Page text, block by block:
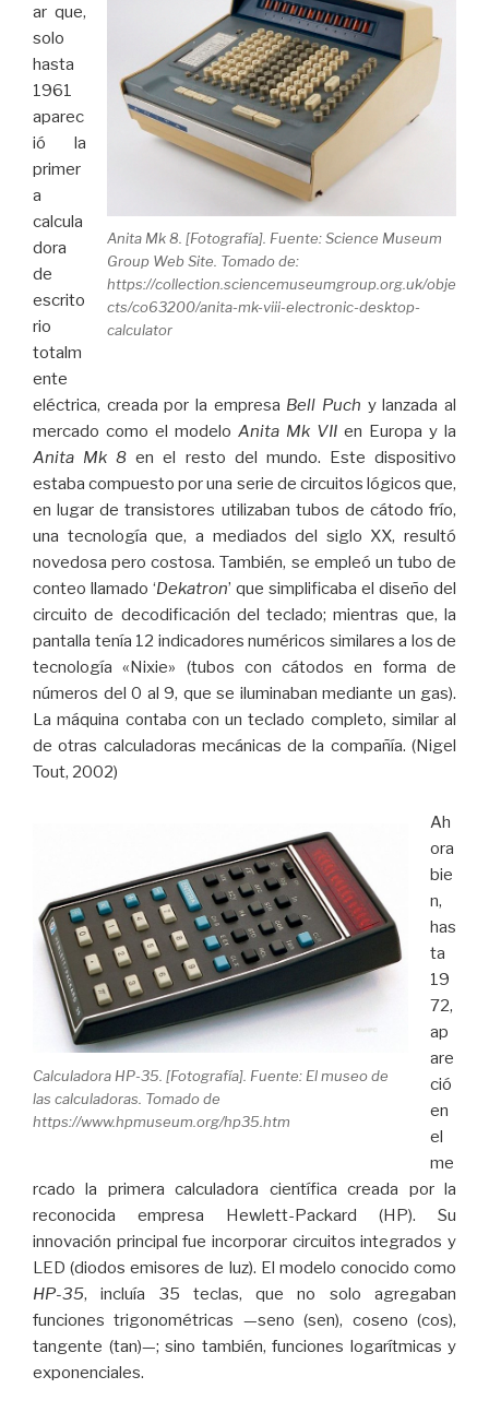
Anita Mk 8. [Fotografía]. Fuente: Science Museum
Group Web Site. Tomado de:
https://collection.sciencemuseumgroup.org.uk/obje
cts/co63200/anita-mk-viii-electronic-desktop-
calculator
ar que,
solo
hasta
1961
aparec
ió la
primer
a
calcula
dora
de
escrito
rio
totalm
ente
eléctrica, creada por la empresa Bell Puch y lanzada al
mercado como el modelo Anita Mk VII en Europa y la
Anita Mk 8 en el resto del mundo. Este dispositivo
estaba compuesto por una serie de circuitos lógicos que,
en lugar de transistores utilizaban tubos de cátodo frío,
una tecnología que, a mediados del siglo XX, resultó
novedosa pero costosa. También, se empleó un tubo de
conteo llamado ‘Dekatron’ que simplificaba el diseño del
circuito de decodificación del teclado; mientras que, la
pantalla tenía 12 indicadores numéricos similares a los de
tecnología «Nixie» (tubos con cátodos en forma de
números del 0 al 9, que se iluminaban mediante un gas).
La máquina contaba con un teclado completo, similar al
de otras calculadoras mecánicas de la compañía. (Nigel
Tout, 2002)
Calculadora HP-35. [Fotografía]. Fuente: El museo de
las calculadoras. Tomado de
https://www.hpmuseum.org/hp35.htm
Ah
ora
bie
n,
has
ta
19
72,
ap
are
ció
en
el
me
rcado la primera calculadora científica creada por la
reconocida empresa Hewlett-Packard (HP). Su
innovación principal fue incorporar circuitos integrados y
LED (diodos emisores de luz). El modelo conocido como
HP-35, incluía 35 teclas, que no solo agregaban
funciones trigonométricas —seno (sen), coseno (cos),
tangente (tan)—; sino también, funciones logarítmicas y
exponenciales.